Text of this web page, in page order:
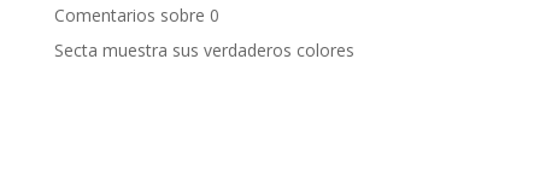
Comentarios sobre 0
Secta muestra sus verdaderos colores